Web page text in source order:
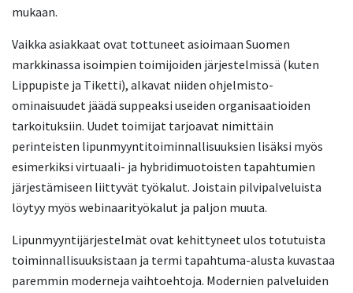
mukaan.
Vaikka asiakkaat ovat tottuneet asioimaan Suomen
markkinassa isoimpien toimijoiden järjestelmissä (kuten
Lippupiste ja Tiketti), alkavat niiden ohjelmisto-
ominaisuudet jäädä suppeaksi useiden organisaatioiden
tarkoituksiin. Uudet toimijat tarjoavat nimittäin
perinteisten lipunmyyntitoiminnallisuuksien lisäksi myös
esimerkiksi virtuaali- ja hybridimuotoisten tapahtumien
järjestämiseen liittyvät työkalut. Joistain pilvipalveluista
löytyy myös webinaarityökalut ja paljon muuta.
Lipunmyyntijärjestelmät ovat kehittyneet ulos totutuista
toiminnallisuuksistaan ja termi tapahtuma-alusta kuvastaa
paremmin moderneja vaihtoehtoja. Modernien palveluiden